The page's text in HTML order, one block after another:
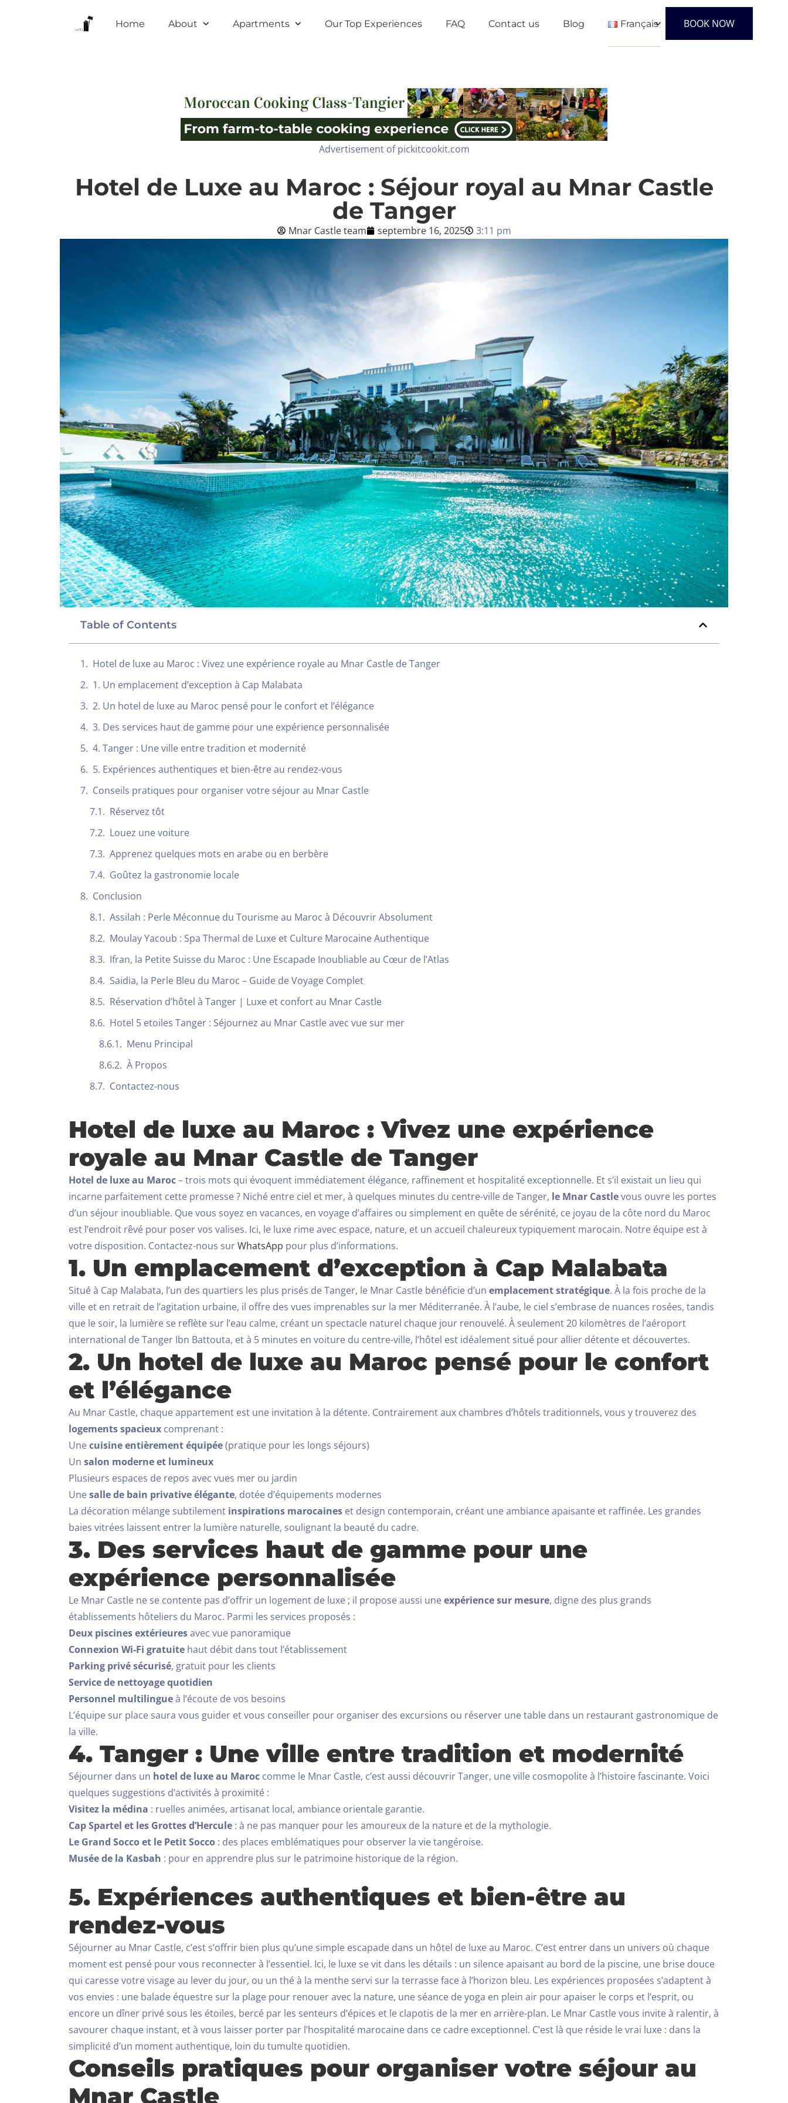
Home About Apartments Our Top Experiences FAQ Contact us Blog Français BOOK NOW
Advertisement of pickitcookit.com
Hotel de Luxe au Maroc : Séjour royal au Mnar Castle
de Tanger
Mnar Castle team septembre 16, 2025 3:11 pm
Table of Contents
Hotel de luxe au Maroc : Vivez une expérience royale au Mnar Castle de Tanger
1. Un emplacement d’exception à Cap Malabata
2. Un hotel de luxe au Maroc pensé pour le confort et l’élégance
3. Des services haut de gamme pour une expérience personnalisée
4. Tanger : Une ville entre tradition et modernité
5. Expériences authentiques et bien-être au rendez-vous
Conseils pratiques pour organiser votre séjour au Mnar Castle
Réservez tôt
Louez une voiture
Apprenez quelques mots en arabe ou en berbère
Goûtez la gastronomie locale
Conclusion
Assilah : Perle Méconnue du Tourisme au Maroc à Découvrir Absolument
Moulay Yacoub : Spa Thermal de Luxe et Culture Marocaine Authentique
Ifran, la Petite Suisse du Maroc : Une Escapade Inoubliable au Cœur de l’Atlas
Saidia, la Perle Bleu du Maroc – Guide de Voyage Complet
Réservation d’hôtel à Tanger | Luxe et confort au Mnar Castle
Hotel 5 etoiles Tanger : Séjournez au Mnar Castle avec vue sur mer
Menu Principal
À Propos
Contactez-nous
Hotel de luxe au Maroc : Vivez une expérience
royale au Mnar Castle de Tanger
Hotel de luxe au Maroc– trois mots qui évoquent immédiatement élégance, raffinement et hospitalité exceptionnelle. Et s’il existait un lieu qui
incarne parfaitement cette promesse ? Niché entre ciel et mer, à quelques minutes du centre-ville de Tanger, le Mnar Castlevous ouvre les portes
d’un séjour inoubliable. Que vous soyez en vacances, en voyage d’affaires ou simplement en quête de sérénité, ce joyau de la côte nord du Maroc
est l’endroit rêvé pour poser vos valises. Ici, le luxe rime avec espace, nature, et un accueil chaleureux typiquement marocain. Notre équipe est à
votre disposition. Contactez-nous surWhatsApp pour plus d’informations.
1. Un emplacement d’exception à Cap Malabata
Situé à Cap Malabata, l’un des quartiers les plus prisés de Tanger, le Mnar Castle bénéficie d’un emplacement stratégique. À la fois proche de la
ville et en retrait de l’agitation urbaine, il offre des vues imprenables sur la mer Méditerranée. À l’aube, le ciel s’embrase de nuances rosées, tandis
que le soir, la lumière se reflète sur l’eau calme, créant un spectacle naturel chaque jour renouvelé. À seulement 20 kilomètres de l’aéroport
international de Tanger Ibn Battouta, et à 5 minutes en voiture du centre-ville, l’hôtel est idéalement situé pour allier détente et découvertes.
2. Un hotel de luxe au Maroc pensé pour le confort
et l’élégance
Au Mnar Castle, chaque appartement est une invitation à la détente. Contrairement aux chambres d’hôtels traditionnels, vous y trouverez des
logements spacieux comprenant :
Unecuisine entièrement équipée(pratique pour les longs séjours)
Un salon moderne et lumineux
Plusieurs espaces de repos avec vues mer ou jardin
Unesalle de bain privative élégante, dotée d’équipements modernes
La décoration mélange subtilement inspirations marocaines et design contemporain, créant une ambiance apaisante et raffinée. Les grandes
baies vitrées laissent entrer la lumière naturelle, soulignant la beauté du cadre.
3. Des services haut de gamme pour une
expérience personnalisée
Le Mnar Castle ne se contente pas d’offrir un logement de luxe ; il propose aussi uneexpérience sur mesure, digne des plus grands
établissements hôteliers du Maroc. Parmi les services proposés :
Deux piscines extérieuresavec vue panoramique
Connexion Wi-Fi gratuite haut débit dans tout l’établissement
Parking privé sécurisé, gratuit pour les clients
Service de nettoyage quotidien
Personnel multilingueà l’écoute de vos besoins
L’équipe sur place saura vous guider et vous conseiller pour organiser des excursions ou réserver une table dans un restaurant gastronomique de
la ville.
4. Tanger : Une ville entre tradition et modernité
Séjourner dans un hotel de luxe au Maroc comme le Mnar Castle, c’est aussi découvrir Tanger, une ville cosmopolite à l’histoire fascinante. Voici
quelques suggestions d’activités à proximité :
Visitez la médina : ruelles animées, artisanat local, ambiance orientale garantie.
Cap Spartel et les Grottes d’Hercule : à ne pas manquer pour les amoureux de la nature et de la mythologie.
Le Grand Socco et le Petit Socco : des places emblématiques pour observer la vie tangéroise.
Musée de la Kasbah : pour en apprendre plus sur le patrimoine historique de la région.
5. Expériences authentiques et bien-être au
rendez-vous
Séjourner au Mnar Castle, c’est s’offrir bien plus qu’une simple escapade dans un hôtel de luxe au Maroc. C’est entrer dans un univers où chaque
moment est pensé pour vous reconnecter à l’essentiel. Ici, le luxe se vit dans les détails : un silence apaisant au bord de la piscine, une brise douce
qui caresse votre visage au lever du jour, ou un thé à la menthe servi sur la terrasse face à l’horizon bleu. Les expériences proposées s’adaptent à
vos envies : une balade équestre sur la plage pour renouer avec la nature, une séance de yoga en plein air pour apaiser le corps et l’esprit, ou
encore un dîner privé sous les étoiles, bercé par les senteurs d’épices et le clapotis de la mer en arrière-plan. Le Mnar Castle vous invite à ralentir, à
savourer chaque instant, et à vous laisser porter par l’hospitalité marocaine dans ce cadre exceptionnel. C’est là que réside le vrai luxe : dans la
simplicité d’un moment authentique, loin du tumulte quotidien.
Conseils pratiques pour organiser votre séjour au
Mnar Castle
Arrivée
Départ